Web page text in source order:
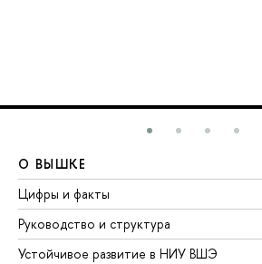
О ВЫШКЕ
Цифры и факты
Руководство и структура
Устойчивое развитие в НИУ ВШЭ